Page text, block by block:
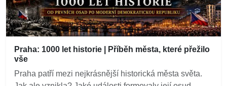
Praha: 1000 let historie | Příběh města, které přežilo
vše
Praha patří mezi nejkrásnější historická města světa.